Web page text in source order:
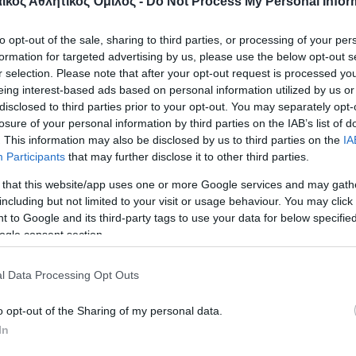
opt-out of the sale, sharing to third parties, or processing of your
for targeted advertising by us, please use the below opt-out
selection. Please note that after your opt-out request is processed
interest-based ads based on personal information utilized by us
to third parties prior to your opt-out. You may separately
of your personal information by third parties on the IAB’s list of
This information may also be disclosed by us to third parties on the
Participants that may further disclose it to other third parties.
that this website/app uses one or more Google services and may
but not limited to your visit or usage behaviour. You may
to Google and its third-party tags to use your data for below
consent section.
Data Processing Opt Outs
opt-out of the Sharing of my personal data.
8 μπλοκ και 16 λάθη αντιπάλων.
23, 25-14, 25-21) σε 86′
Α.Ο. (Γιάννης Χαριτωνίδης):
3 μπλοκ), Γκρότους 2 (2/8 επ., 50% υπ. –
2 μπλοκ), Κωνσταντίνου 9 (8/16 επ., 1 άσσος,
(λ, 30% υπ. – 22% άριστες), Μιροσάβλιεβιτς
– 0% άριστες).
(Ντράγκαν Νέσιτς):
4 (1 άσσος, 3 μπλοκ), Άτκινσον 13 (9/42 επ., 2
3 (3/4 επ.), Ίκιτς 4 (4/12 επ., 50% υπ. – 33%